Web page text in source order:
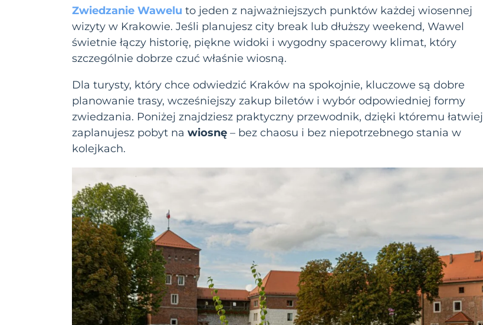
Zwiedzanie Wawelu to jeden z najważniejszych punktów każdej wiosennej
wizyty w Krakowie. Jeśli planujesz city break lub dłuższy weekend, Wawel
świetnie łączy historię, piękne widoki i wygodny spacerowy klimat, który
szczególnie dobrze czuć właśnie wiosną.
Dla turysty, który chce odwiedzić Kraków na spokojnie, kluczowe są dobre
planowanie trasy, wcześniejszy zakup biletów i wybór odpowiedniej formy
zwiedzania. Poniżej znajdziesz praktyczny przewodnik, dzięki któremu łatwiej
zaplanujesz pobyt na wiosnę – bez chaosu i bez niepotrzebnego stania w
kolejkach.